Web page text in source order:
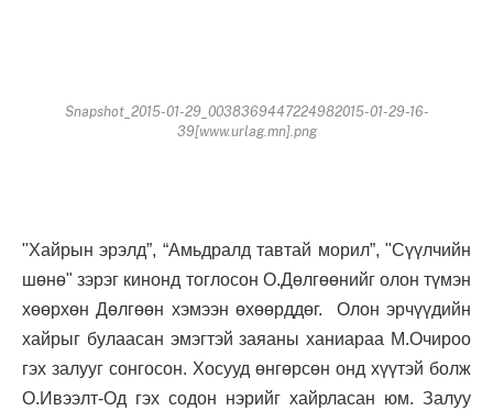
Snapshot_2015-01-29_0038369447224982015-01-29-16-
39[www.urlag.mn].png
"Хайрын эрэлд”, “Амьдралд тавтай морил”, "Сүүлчийн
шөнө" зэрэг кинонд тоглосон О.Дөлгөөнийг олон түмэн
хөөрхөн Дөлгөөн хэмээн өхөөрддөг. Олон эрчүүдийн
хайрыг булаасан эмэгтэй заяаны ханиараа М.Очироо
гэх залууг сонгосон. Хосууд өнгөрсөн онд хүүтэй болж
О.Ивээлт-Од гэх содон нэрийг хайрласан юм. Залуу